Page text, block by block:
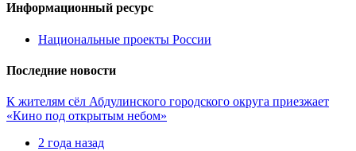
Информационный ресурс
Национальные проекты России
Последние новости
К жителям сёл Абдулинского городского округа приезжает
«Кино под открытым небом»
2 года назад